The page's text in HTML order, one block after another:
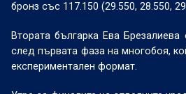
бронз със 117.150 (29.550, 28.550,
Втората българка Ева
след първата фаза на многобоя,
експериментален формат.